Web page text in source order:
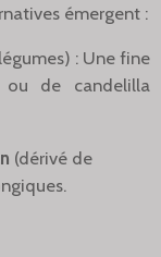
émergent :
: Une fine
ou de candelilla
(dérivé de